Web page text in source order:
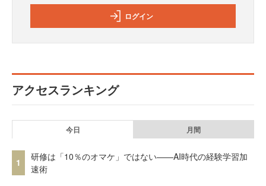
ログイン
アクセスランキング
今日 月間
1
研修は「10％のオマケ」ではない——AI時代の経験学習加
速術